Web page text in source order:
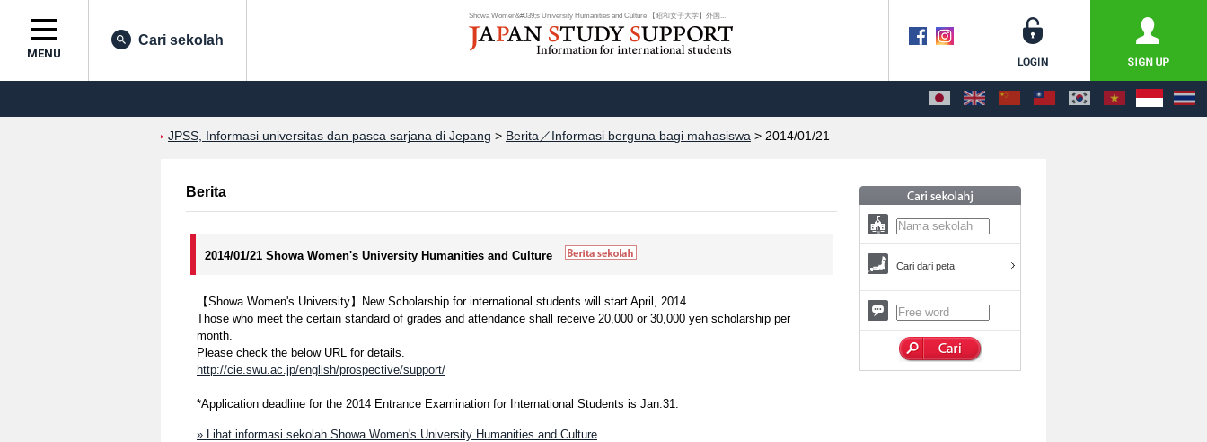
Showa Women&#039;s University Humanities and Culture 【昭和女子大学】外国...
MENU
Cari sekolah
JPSS, Informasi universitas dan pasca sarjana di Jepang > Berita／Informasi berguna bagi mahasiswa > 2014/01/21
Berita
2014/01/21 Showa Women's University Humanities and Culture
【Showa Women's University】New Scholarship for international students will start April, 2014
Those who meet the certain standard of grades and attendance shall receive 20,000 or 30,000 yen scholarship per
month.
Please check the below URL for details.
http://cie.swu.ac.jp/english/prospective/support/
*Application deadline for the 2014 Entrance Examination for International Students is Jan.31.
» Lihat informasi sekolah Showa Women's University Humanities and Culture
Cari dari peta